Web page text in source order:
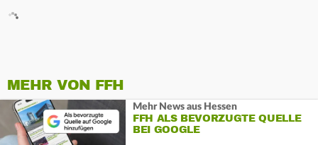
MEHR VON FFH
Mehr News aus Hessen
FFH ALS BEVORZUGTE QUELLE
BEI GOOGLE